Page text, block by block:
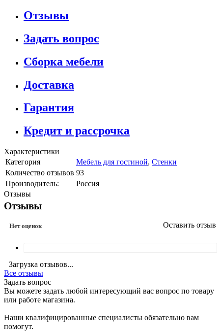
Отзывы
Задать вопрос
Сборка мебели
Доставка
Гарантия
Кредит и рассрочка
Характеристики
Категория
Мебель для гостиной, Стенки
Количество отзывов 93
Производитель:
Россия
Отзывы
Отзывы
Нет оценок Оставить отзыв
Загрузка отзывов...
Все отзывы
Задать вопрос
Вы можете задать любой интересующий вас вопрос по товару
или работе магазина.
Наши квалифицированные специалисты обязательно вам
помогут.